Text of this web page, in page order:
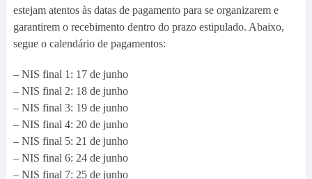
estejam atentos às datas de pagamento para se organizarem e
garantirem o recebimento dentro do prazo estipulado. Abaixo,
segue o calendário de pagamentos:
– NIS final 1: 17 de junho
– NIS final 2: 18 de junho
– NIS final 3: 19 de junho
– NIS final 4: 20 de junho
– NIS final 5: 21 de junho
– NIS final 6: 24 de junho
– NIS final 7: 25 de junho